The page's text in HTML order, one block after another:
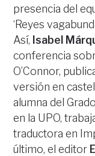
presencia del
‘Reyes
Así, Isabel
conferencia
O’Connor,
versión en
alumna del
en la UPO,
traductora en
último, el editor